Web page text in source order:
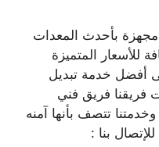
بأحدث المعدات
للأسعار المتميزة
أفضل خدمة تبديل
فريقنا فريق فني
تتصف بأنها آمنه
بنا :